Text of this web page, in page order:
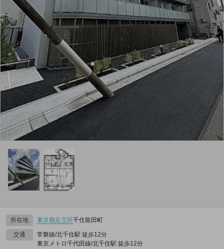
所在地 東京都足立区千住龍田町
交通
常磐線/北千住駅 徒歩12分
東京メトロ千代田線/北千住駅 徒歩12分